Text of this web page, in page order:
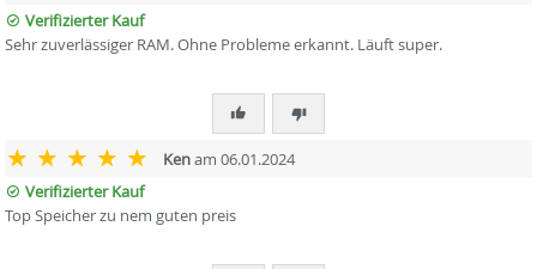
Verifizierter Kauf
Sehr zuverlässiger RAM. Ohne Probleme erkannt. Läuft super.
Kenam 06.01.2024
Verifizierter Kauf
Top Speicher zu nem guten preis